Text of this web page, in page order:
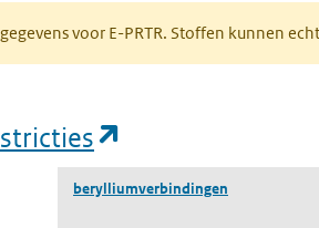
voor E-PRTR. Stoffen kunnen
berylliumverbindingen